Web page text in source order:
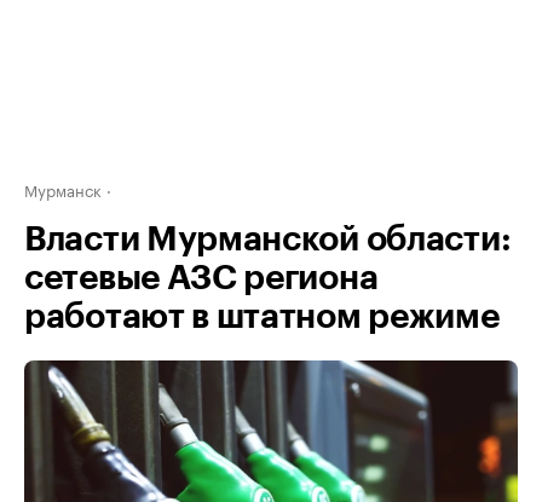
Мурманск
Власти Мурманской области:
сетевые АЗС региона
работают в штатном режиме